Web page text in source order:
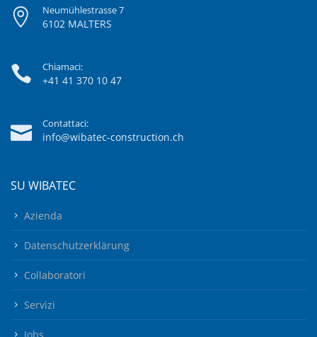
Neumühlestrasse 7
6102 MALTERS
Chiamaci:
+41 41 370 10 47
Contattaci:
info@wibatec-construction.ch
SU WIBATEC
Azienda
Datenschutzerklärung
Collaboratori
Servizi